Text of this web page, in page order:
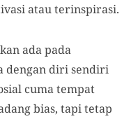
atau terinspirasi.
ada pada
dengan diri sendiri
cuma tempat
bias, tapi tetap